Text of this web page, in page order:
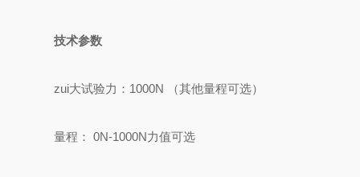
技术参数
zui大试验力：1000N （其他量程可选）
量程： 0N-1000N力值可选